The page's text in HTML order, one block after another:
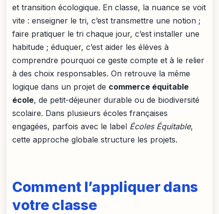
et transition écologique. En classe, la nuance se voit
vite : enseigner le tri, c’est transmettre une notion ;
faire pratiquer le tri chaque jour, c’est installer une
habitude ; éduquer, c’est aider les élèves à
comprendre pourquoi ce geste compte et à le relier
à des choix responsables. On retrouve la même
logique dans un projet de commerce équitable
école, de petit-déjeuner durable ou de biodiversité
scolaire. Dans plusieurs écoles françaises
engagées, parfois avec le label Écoles Équitable,
cette approche globale structure les projets.
Comment l’appliquer dans
votre classe